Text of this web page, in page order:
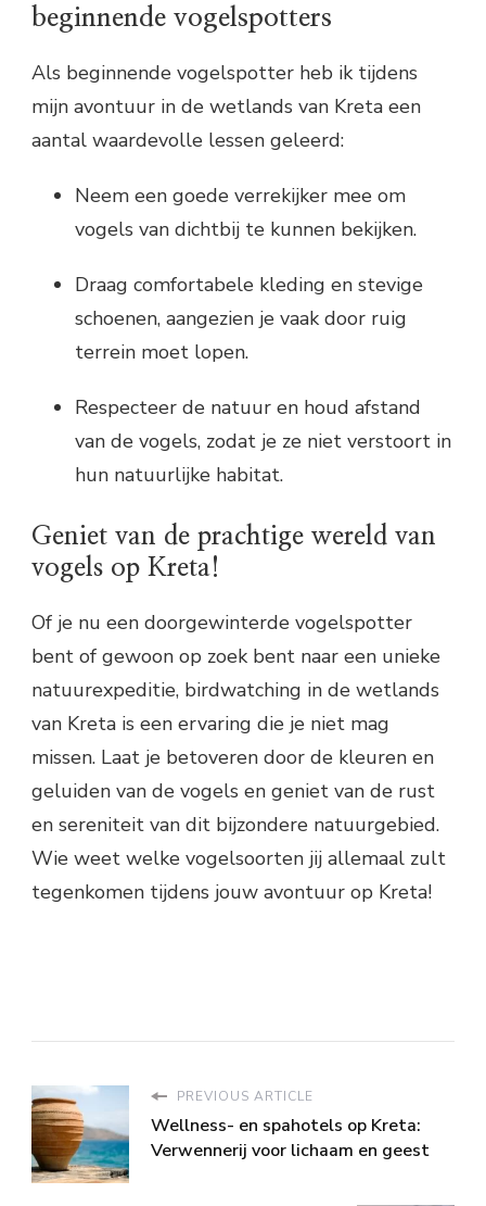
beginnende vogelspotters
Als beginnende vogelspotter heb ik tijdens
mijn avontuur in de wetlands van Kreta een
aantal waardevolle lessen geleerd:
Neem een goede verrekijker mee om
vogels van dichtbij te kunnen bekijken.
Draag comfortabele kleding en stevige
schoenen, aangezien je vaak door ruig
terrein moet lopen.
Respecteer de natuur en houd afstand
van de vogels, zodat je ze niet verstoort in
hun natuurlijke habitat.
Geniet van de prachtige wereld van
vogels op Kreta!
Of je nu een doorgewinterde vogelspotter
bent of gewoon op zoek bent naar een unieke
natuurexpeditie, birdwatching in de wetlands
van Kreta is een ervaring die je niet mag
missen. Laat je betoveren door de kleuren en
geluiden van de vogels en geniet van de rust
en sereniteit van dit bijzondere natuurgebied.
Wie weet welke vogelsoorten jij allemaal zult
tegenkomen tijdens jouw avontuur op Kreta!
PREVIOUS ARTICLE
Wellness- en spahotels op Kreta:
Verwennerij voor lichaam en geest